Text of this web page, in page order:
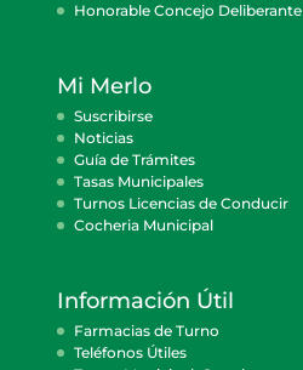
Honorable Concejo Deliberante
Mi Merlo
Suscribirse
Noticias
Guía de Trámites
Tasas Municipales
Turnos Licencias de Conducir
Cocheria Municipal
Información Útil
Farmacias de Turno
Teléfonos Útiles